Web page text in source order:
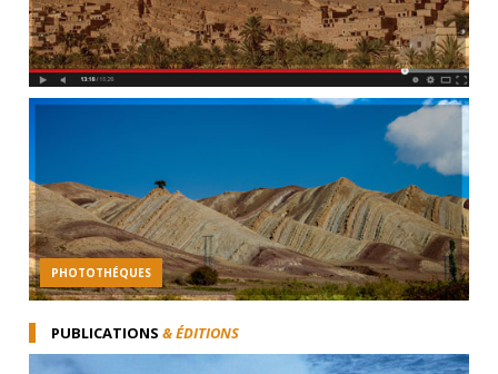
PHOTOTHÉQUES
PUBLICATIONS& ÉDITIONS